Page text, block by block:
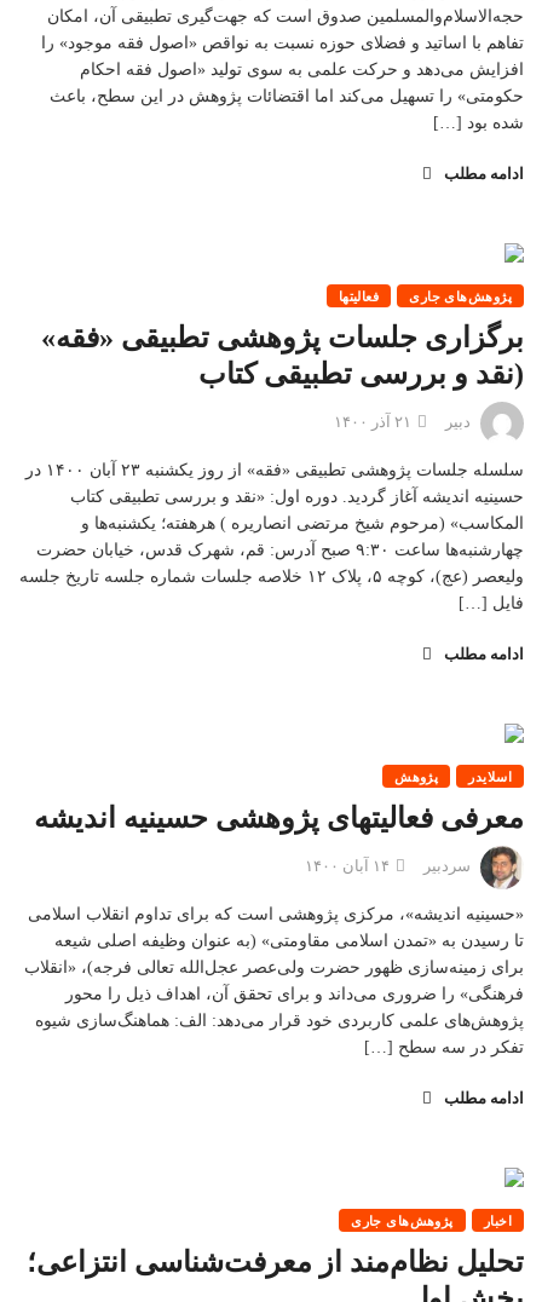
حجه‌الاسلام‌والمسلمین صدوق است که جهت‌گیری تطبیقی آن، امکان
تفاهم با اساتید و فضلای حوزه نسبت به نواقص «اصول فقه موجود» را
افزایش می‌دهد و حرکت علمی به سوی تولید «اصول فقه احکام
حکومتی» را تسهیل می‌کند اما اقتضائات پژوهش در این سطح، باعث
شده بود […]
ادامه مطلب
پژوهش‌های جاری فعالیتها
برگزاری جلسات پژوهشی تطبیقی «فقه»
(نقد و بررسی تطبیقی کتاب
دبیر
سلسله جلسات پژوهشی تطبیقی «فقه» از روز یکشنبه ۲۳ آبان ۱۴۰۰ در
حسینیه اندیشه آغاز گردید. دوره اول: «نقد و بررسی تطبیقی کتاب
المکاسب» (مرحوم شیخ مرتضی انصاریره ) هرهفته؛ یکشنبه‌ها و
چهارشنبه‌ها ساعت ۹:۳۰ صبح آدرس: قم، شهرک قدس، خیابان حضرت
ولیعصر (عج)، کوچه ۵، پلاک ۱۲ خلاصه جلسات شماره جلسه تاریخ جلسه
فایل […]
ادامه مطلب
اسلایدر پژوهش
معرفی فعالیتهای پژوهشی حسینیه اندیشه
سردبیر
«حسینیه اندیشه»، مرکزی پژوهشی است که برای تداوم انقلاب اسلامی
تا رسیدن به «تمدن اسلامی مقاومتی» (به عنوان وظیفه اصلی شیعه
برای زمینه‌سازی ظهور حضرت ولی‌عصر عجل‌الله تعالی فرجه)، «انقلاب
فرهنگی» را ضروری می‌داند و برای تحقق آن، اهداف ذیل را محور
پژوهش‌های علمی کاربردی خود قرار می‌دهد: الف: هماهنگ‌سازی شیوه
تفکر در سه سطح […]
ادامه مطلب
اخبار پژوهش‌های جاری
تحليل نظام‌‏مند از معرفت‏‌شناسی انتزاعی؛